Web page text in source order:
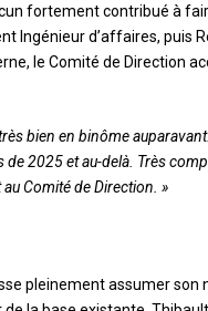
fortement contribué à
Ingénieur d’affaires, puis
le Comité de Direction
bien en binôme
2025 et au-delà. Très
Comité de Direction. »
pleinement assumer son